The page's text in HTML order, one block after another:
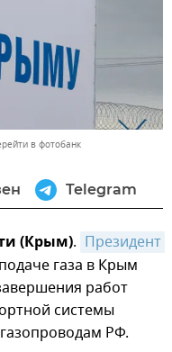
в фотобанк
Telegram
(Крым). Президент
газа в Крым
работ
системы
РФ.